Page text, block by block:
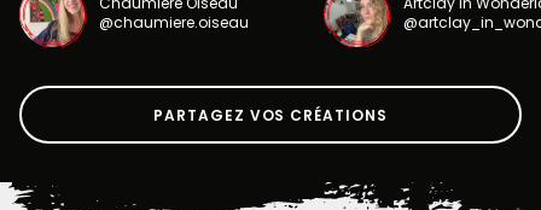
@chaumiere.oiseau
PARTAGEZ VOS CRÉATIONS